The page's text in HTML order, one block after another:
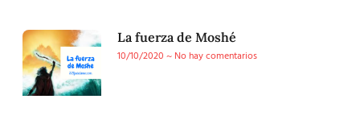
La fuerza de Moshé
10/10/2020
No hay comentarios